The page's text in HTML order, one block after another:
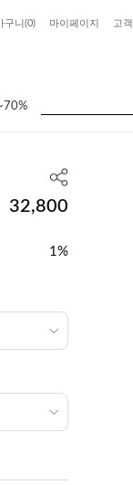
구니(0) 마이페이지 고
32,800
1%